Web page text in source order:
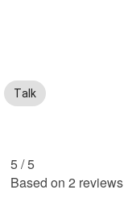
Talk
5 /5
Based on 2 reviews